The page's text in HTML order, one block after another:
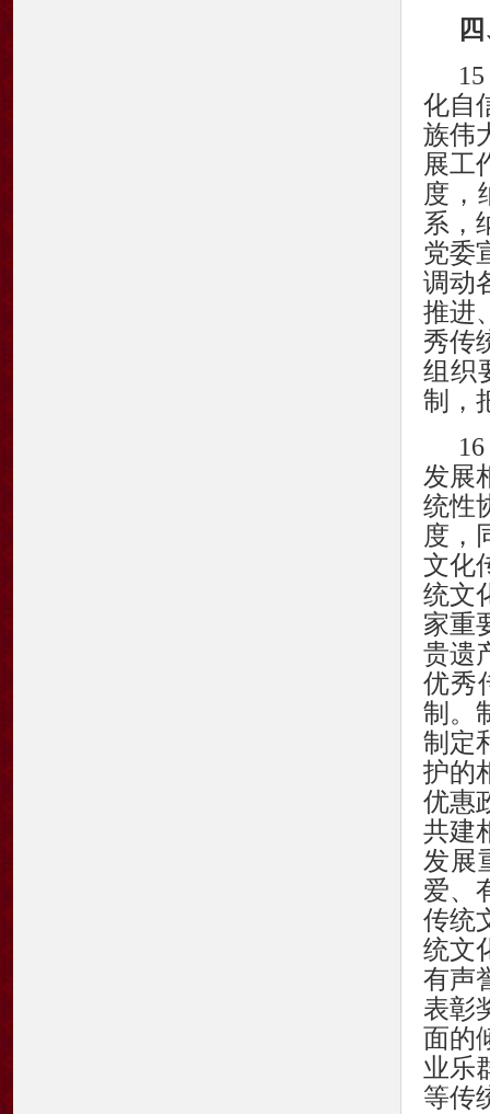
化自
族伟
展工
度，
系，
党委
调动
推进
秀传
组织
制，
发展
统性
度，
文化
统文
家重
贵遗
优秀
制。
制定
护的
优惠
共建
发展
爱、
传统
统文
有声
表彰
面的
业乐
等传